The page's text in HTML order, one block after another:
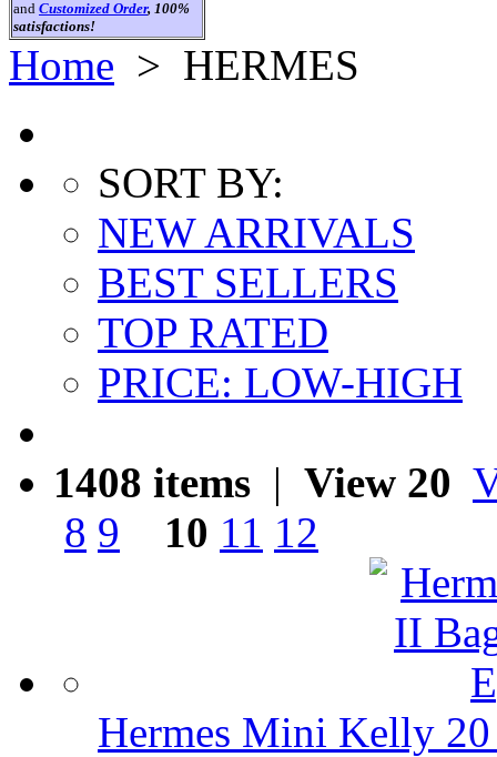
and Customized Order, 100%
satisfactions!
Home > HERMES
SORT BY:
NEW ARRIVALS
BEST SELLERS
TOP RATED
PRICE: LOW-HIGH
1408 items | View 20
8 9 10 11 12
Hermes Mini Kelly